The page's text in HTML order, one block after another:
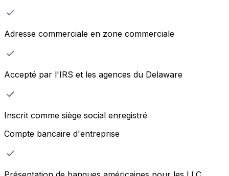
Adresse commerciale en zone commerciale
Accepté par l'IRS et les agences du Delaware
Inscrit comme siège social enregistré
Compte bancaire d'entreprise